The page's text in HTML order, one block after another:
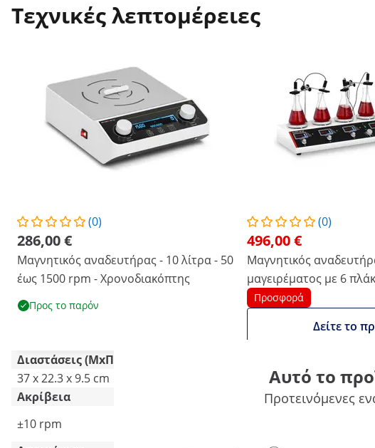
Τεχνικές λεπτομέρειες
(0)
286,00 €
Μαγνητικός αναδευτήρας - 10 λίτρα - 50
έως 1500 rpm - Χρονοδιακόπτης
Προς το παρόν
(0)
496,00 €
Μαγνητικός
μαγειρέματος με 6
Προσφορά
Δείτε το
Διαστάσεις (ΜxΠxΥ)
37 x 22.3 x 9.5 cm
31 x 96 x 39 cm
Ακρίβεια
±10 rpm
Αυτό το
Προτεινόμενες